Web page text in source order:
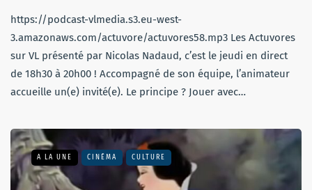
https://podcast-vlmedia.s3.eu-west-
3.amazonaws.com/actuvore/actuvores58.mp3 Les Actuvores
sur VL présenté par Nicolas Nadaud, c’est le jeudi en direct
de 18h30 à 20h00 ! Accompagné de son équipe, l’animateur
accueille un(e) invité(e). Le principe ? Jouer avec…
A LA UNE CINÉMA CULTURE